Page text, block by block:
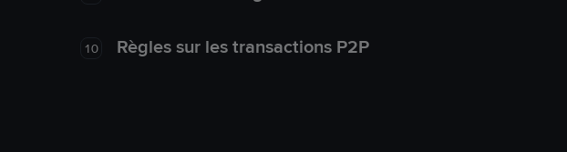
10 Règles sur les transactions P2P